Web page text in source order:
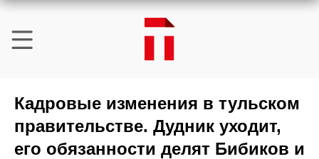
Кадровые изменения в тульском
правительстве. Дудник уходит,
его обязанности делят Бибиков и